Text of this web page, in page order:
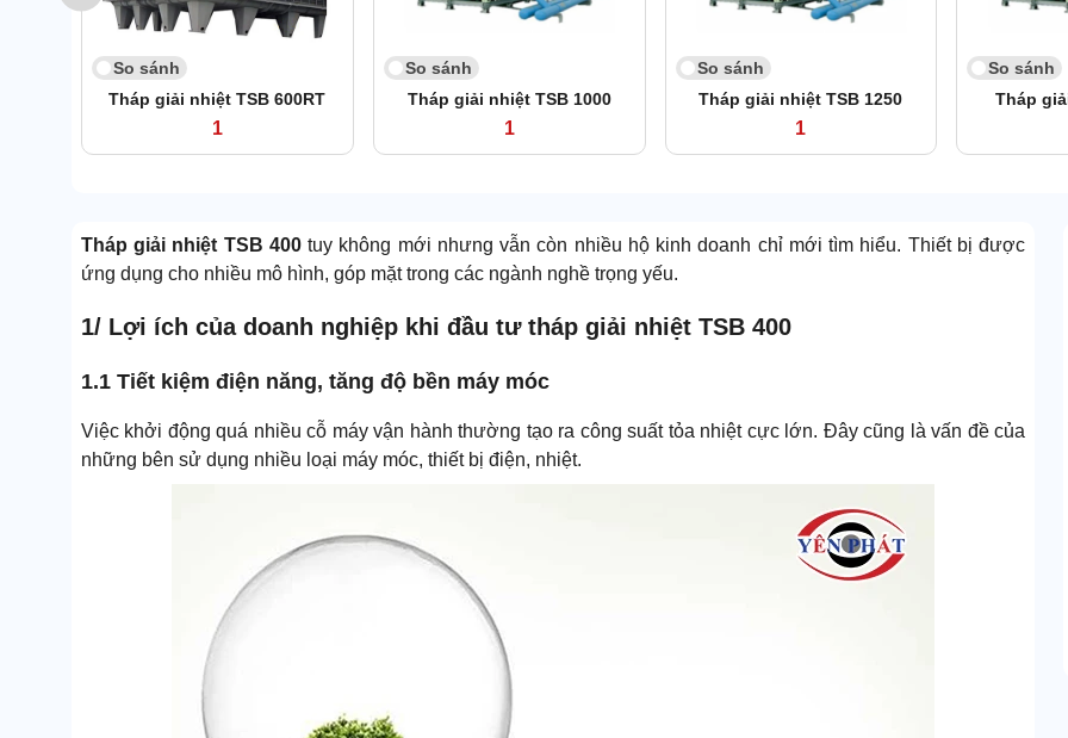
So sánh
Tháp giải nhiệt TSB 600RT
1
So sánh
Tháp giải nhiệt TSB 1000
1
So sánh
Tháp giải nhiệt TSB 1250
1
So sánh
Tháp
Tháp giải nhiệt TSB 400tuy không mới nhưng vẫn còn nhiều hộ kinh doanh chỉ mới tìm hiểu. Thiết bị được
ứng dụng cho nhiều mô hình, góp mặt trong các ngành nghề trọng yếu.
1/ Lợi ích của doanh nghiệp khi đầu tư tháp giải nhiệt TSB 400
1.1 Tiết kiệm điện năng, tăng độ bền máy móc
Việc khởi động quá nhiều cỗ máy vận hành thường tạo ra công suất tỏa nhiệt cực lớn. Đây cũng là vấn đề của
những bên sử dụng nhiều loại máy móc, thiết bị điện, nhiệt.